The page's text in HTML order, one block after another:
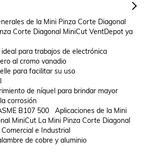
de la Mini Pinza Corte Diagonal
Corte Diagonal MiniCut VentDepot ya
para trabajos de electrónica
al cromo vanadio
para facilitar su uso
de níquel para brindar mayor
corrosión
B107 500   Aplicaciones de la Mini
MiniCut La Mini Pinza Corte Diagonal
e Industrial
de cobre y aluminio